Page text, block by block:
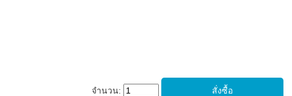
จำนวน: